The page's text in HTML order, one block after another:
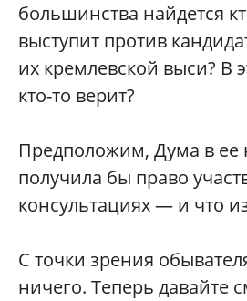
большинства найдется
выступит против
их кремлевской выси? В
кто-то верит?
Предположим, Дума в
получила бы право
консультациях — и что
С точки зрения
ничего. Теперь давайте